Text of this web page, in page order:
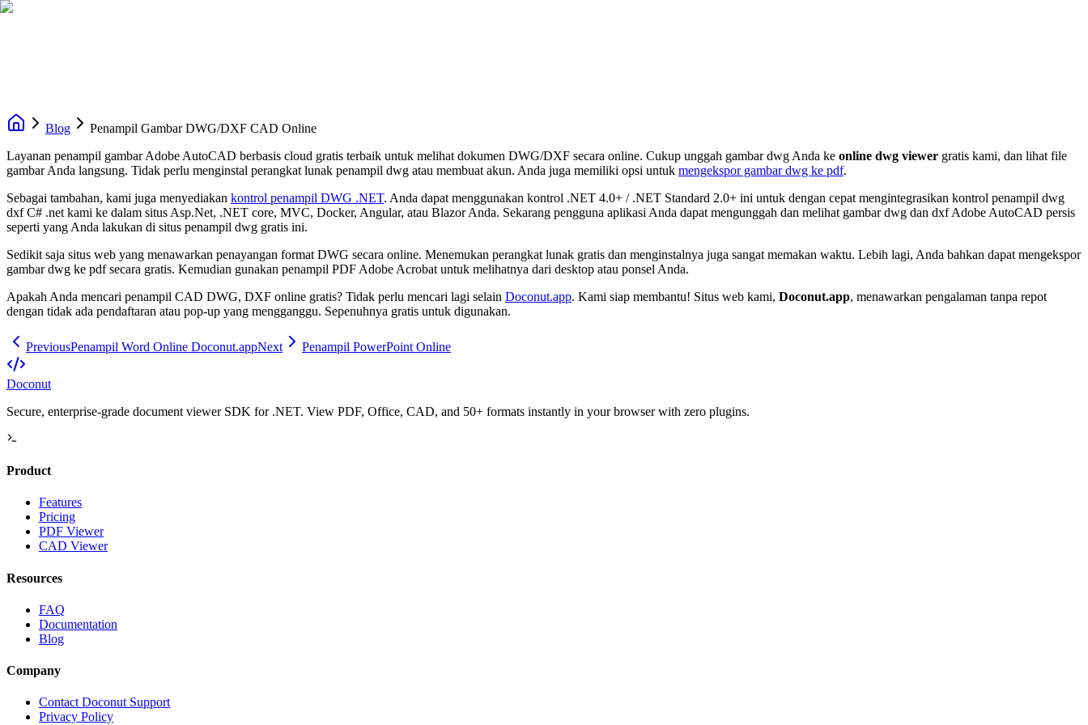
Blog
Penampil Gambar DWG/DXF CAD Online
Layanan penampil gambar Adobe AutoCAD berbasis cloud gratis terbaik untuk melihat dokumen DWG/DXF secara online. Cukup unggah gambar dwg Anda ke online dwg viewer gratis kami, dan lihat file
gambar Anda langsung. Tidak perlu menginstal perangkat lunak penampil dwg atau membuat akun. Anda juga memiliki opsi untuk mengekspor gambar dwg ke pdf.
Sebagai tambahan, kami juga menyediakan kontrol penampil DWG .NET. Anda dapat menggunakan kontrol .NET 4.0+ / .NET Standard 2.0+ ini untuk dengan cepat mengintegrasikan kontrol penampil dwg
dxf C# .net kami ke dalam situs Asp.Net, .NET core, MVC, Docker, Angular, atau Blazor Anda. Sekarang pengguna aplikasi Anda dapat mengunggah dan melihat gambar dwg dan dxf Adobe AutoCAD persis
seperti yang Anda lakukan di situs penampil dwg gratis ini.
Sedikit saja situs web yang menawarkan penayangan format DWG secara online. Menemukan perangkat lunak gratis dan menginstalnya juga sangat memakan waktu. Lebih lagi, Anda bahkan dapat mengekspor
gambar dwg ke pdf secara gratis. Kemudian gunakan penampil PDF Adobe Acrobat untuk melihatnya dari desktop atau ponsel Anda.
Apakah Anda mencari penampil CAD DWG, DXF online gratis? Tidak perlu mencari lagi selain Doconut.app. Kami siap membantu! Situs web kami, Doconut.app, menawarkan pengalaman tanpa repot
dengan tidak ada pendaftaran atau pop-up yang mengganggu. Sepenuhnya gratis untuk digunakan.
PreviousPenampil Word Online Doconut.appNext Penampil PowerPoint Online
Doconut
Secure, enterprise-grade document viewer SDK for .NET. View PDF, Office, CAD, and 50+ formats instantly in your browser with zero plugins.
Product
Features
Pricing
PDF Viewer
CAD Viewer
Resources
FAQ
Documentation
Blog
Company
Contact Doconut Support
Privacy Policy